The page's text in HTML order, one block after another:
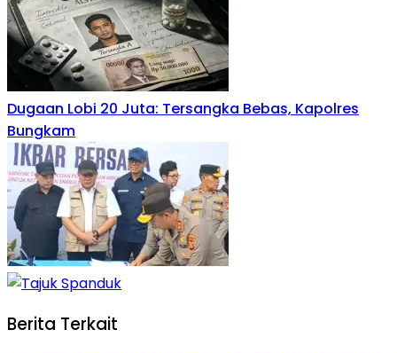
Dugaan Lobi 20 Juta: Tersangka Bebas, Kapolres
Bungkam
Berita Terkait